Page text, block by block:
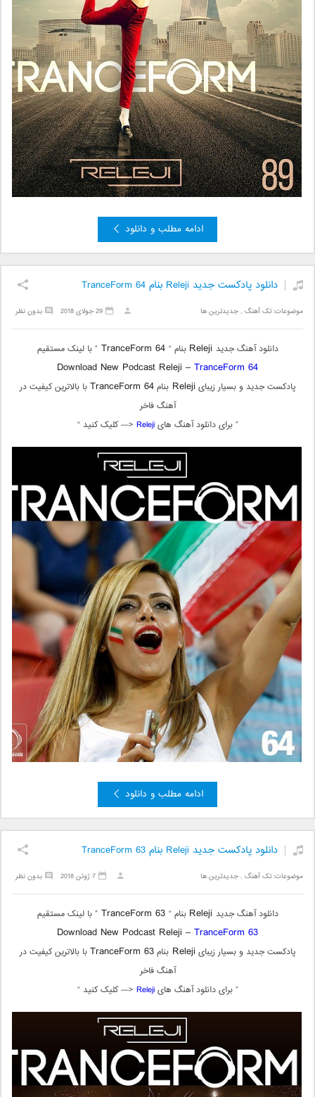
ادامه مطلب و دانلود
دانلود پادکست جدید Releji بنام TranceForm 64
موضوعات:تک آهنگ ,جدیدترین ها بدون نظر 29 جولای 2018
دانلود آهنگ جدید بنام “ TranceForm 64 ” با لینک مستقیم
Download New Podcast Releji –TranceForm 64
پادکست جدید و بسیار زیبای Releji بنامTranceForm 64با بالاترین کیفیت در
آهنگ فاخر
” برای دانلود آهنگ هایReleji <— کلیک کنید “
ادامه مطلب و دانلود
دانلود پادکست جدید Releji بنام TranceForm 63
موضوعات:تک آهنگ ,جدیدترین ها بدون نظر 7 ژوئن 2018
دانلود آهنگ جدید بنام “ TranceForm 63 ” با لینک مستقیم
Download New Podcast Releji –TranceForm 63
پادکست جدید و بسیار زیبای Releji بنامTranceForm 63با بالاترین کیفیت در
آهنگ فاخر
” برای دانلود آهنگ هایReleji <— کلیک کنید “